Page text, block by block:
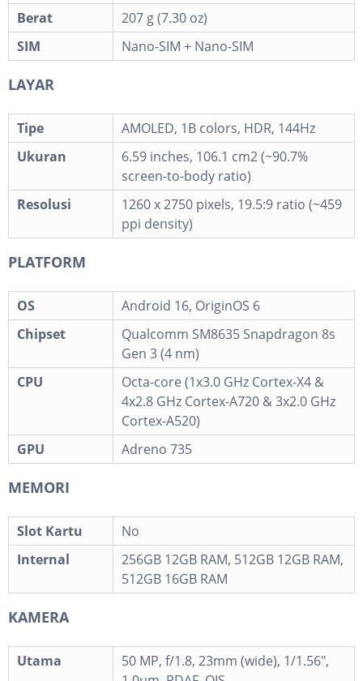
Berat
207 g (7.30 oz)
SIM
Nano-SIM + Nano-SIM
LAYAR
Tipe
AMOLED, 1B colors, HDR, 144Hz
Ukuran
6.59 inches, 106.1 cm2 (~90.7%
screen-to-body ratio)
Resolusi
1260 x 2750 pixels, 19.5:9 ratio (~459
ppi density)
PLATFORM
OS
Android 16, OriginOS 6
Chipset
Qualcomm SM8635 Snapdragon 8s
Gen 3 (4 nm)
CPU
Octa-core (1x3.0 GHz Cortex-X4 &
4x2.8 GHz Cortex-A720 & 3x2.0 GHz
Cortex-A520)
GPU
Adreno 735
MEMORI
Slot Kartu
No
Internal
256GB 12GB RAM, 512GB 12GB RAM,
512GB 16GB RAM
KAMERA
Utama
50 MP, f/1.8, 23mm (wide), 1/1.56",